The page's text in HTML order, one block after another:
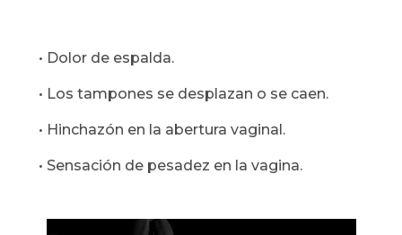
• Dolor de espalda.
• Los tampones se desplazan o se caen.
• Hinchazón en la abertura vaginal.
• Sensación de pesadez en la vagina.